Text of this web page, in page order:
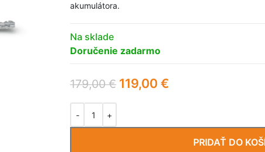
akumulátora.
Na sklade
Doručenie zadarmo
179,00€ 119,00€
PRIDAŤ DO